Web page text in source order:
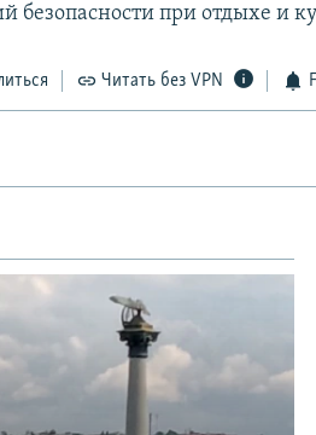
безопасности при отдыхе и
Читать без VPN